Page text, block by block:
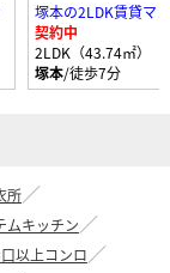
契約中
2LDK（43.74㎡）
塚本/徒歩7分
所
ムキッチン
以上コンロ